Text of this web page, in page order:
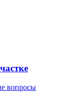
вопросы